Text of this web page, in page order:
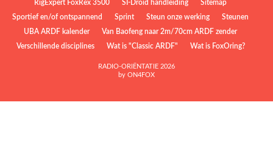
RigExpert FoxRex 3500
SI-Droid handleiding
Sitemap
Sportief en/of ontspannend
Sprint Steun onze werking
Steunen
UBA ARDF kalender
Van Baofeng naar 2m/70cm ARDF zender
Verschillende disciplines
Wat is "Classic ARDF" Wat is FoxOring?
RADIO-ORIËNTATIE 2026
by ON4FOX